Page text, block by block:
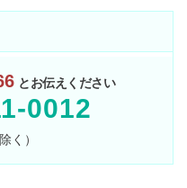
とお伝えください
0012
く）